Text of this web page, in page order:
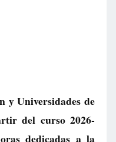
y Universidades de
del curso 2026-
dedicadas a la